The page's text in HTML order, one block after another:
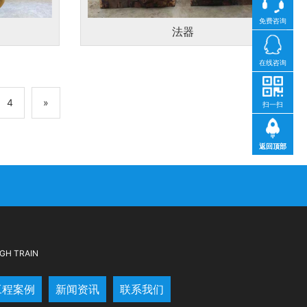
法器
4 »
TRAIN
案例 新闻资讯 联系我们
免费咨询
在线咨询
扫一扫
返回顶部